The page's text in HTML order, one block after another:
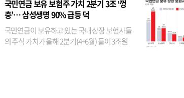
기관투자자 지분율이...
국민연금 보유 보험주 가치 2분기 3조 ‘껑
충’… 삼성생명 90% 급등 덕
국민연금이 보유하고 있는 국내 상장 보험사들
의 주식 가치가 올해 2분기(4~6월) 들어 3조원